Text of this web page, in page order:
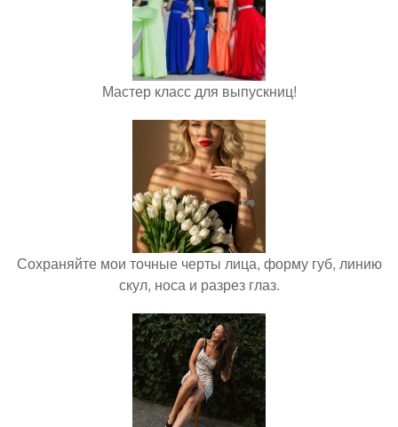
Мастер класс для выпускниц!
Сохраняйте мои точные черты лица, форму губ, линию
скул, носа и разрез глаз.